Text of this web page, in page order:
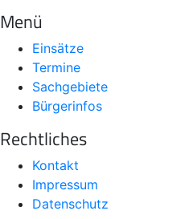
Menü
Einsätze
Termine
Sachgebiete
Bürgerinfos
Rechtliches
Kontakt
Impressum
Datenschutz